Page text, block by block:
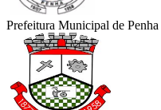
Prefeitura Municipal de Penha